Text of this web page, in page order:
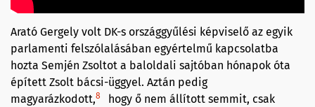
Arató Gergely volt DK-s országgyűlési képviselő az egyik
parlamenti felszólalásában egyértelmű kapcsolatba
hozta Semjén Zsoltot a baloldali sajtóban hónapok óta
épített Zsolt bácsi-üggyel. Aztán pedig
magyarázkodott,8
hogy ő nem állított semmit, csak